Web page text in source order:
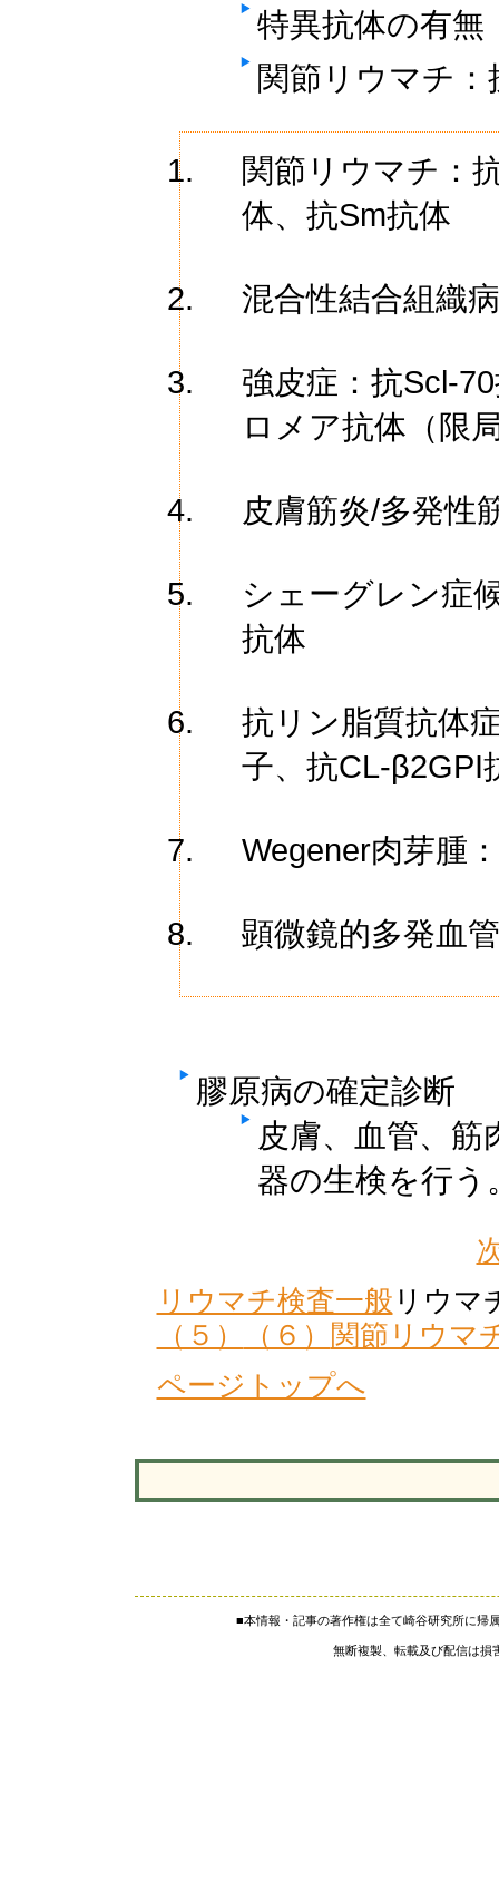
特異抗体の有無
関節リウマチ：
関節リウマチ：
体、抗Sm抗体
混合性結合組織
強皮症：抗Scl-
ロメア抗体（限
皮膚筋炎/多発性
シェーグレン症
抗体
抗リン脂質抗体
子、抗CL-β2GPI
Wegener肉芽腫
顕微鏡的多発血
膠原病の確定診断
皮膚、血管、
器の生検を行う
リウマチ検査一般 リウマ
（５）
（６） 関節リウマ
ページトップへ
■本情報・記事の著作権は全て崎谷研究所に帰
無断複製、転載及び配信は損